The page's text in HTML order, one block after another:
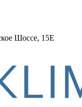
Шоссе, 15Е